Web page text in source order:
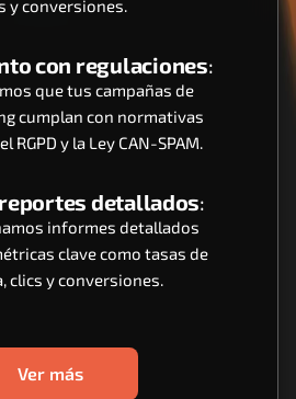
y conversiones.
con regulaciones:
que tus campañas de
cumplan con normativas
RGPD y la Ley CAN-SPAM.
detallados:
informes detallados
clave como tasas de
clics y conversiones.
Ver más